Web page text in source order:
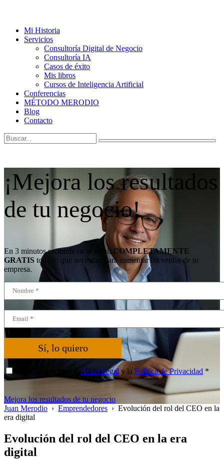
Mi Historia
Servicios
Consultoría Digital de Negocio
Consultoría IA
Casos de éxito
Mis libros
Cursos de Inteligencia Artificial
Conferencias
MÉTODO MERODIO
Blog
Contacto
¡Mejora los resultados
de tu negocio!
En 3 minutos recibirás en tu email COMPLETAMENTE
GRATIS todo lo que necesitas para aumentar las ventas de tu
empresa.
Sí, lo quiero
Aviso Legal y la Política de Privacidad *
Mejora los resultados de tu negocio
Juan Merodio › Emprendedores › Evolución del rol del CEO en la
era digital
Evolución del rol del CEO en la era
digital